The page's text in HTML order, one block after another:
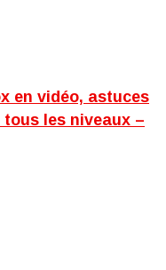
en vidéo, astuces
les niveaux –